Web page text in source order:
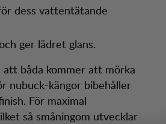
dess vattentätande
ger lädret glans.
båda kommer att mörka
nubuck-kängor bibehåller
För maximal
så småningom utvecklar